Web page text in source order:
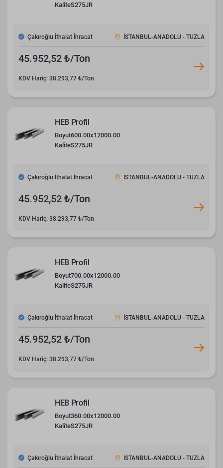
KaliteS275JR
Çakıroğlu İthalat İhracat İSTANBUL-ANADOLU - TUZLA
45.952,52 ₺/Ton
KDV Hariç: 38.293,77 ₺/Ton
HEB Profil
Boyut600.00x12000.00
KaliteS275JR
Çakıroğlu İthalat İhracat İSTANBUL-ANADOLU - TUZLA
45.952,52 ₺/Ton
KDV Hariç: 38.293,77 ₺/Ton
HEB Profil
Boyut700.00x12000.00
KaliteS275JR
Çakıroğlu İthalat İhracat İSTANBUL-ANADOLU - TUZLA
45.952,52 ₺/Ton
KDV Hariç: 38.293,77 ₺/Ton
HEB Profil
Boyut360.00x12000.00
KaliteS275JR
Çakıroğlu İthalat İhracat İSTANBUL-ANADOLU - TUZLA